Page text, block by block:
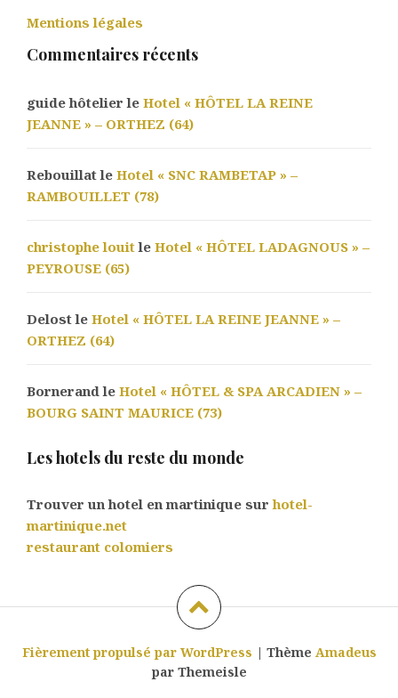
Mentions légales
Commentaires récents
guide hôtelier le Hotel « HÔTEL LA REINE
JEANNE » – ORTHEZ (64)
Rebouillat le Hotel « SNC RAMBETAP » –
RAMBOUILLET (78)
christophe louitle Hotel « HÔTEL LADAGNOUS » –
PEYROUSE (65)
Delost le Hotel « HÔTEL LA REINE JEANNE » –
ORTHEZ (64)
Bornerand le Hotel « HÔTEL & SPA ARCADIEN » –
BOURG SAINT MAURICE (73)
Les hotels du reste du monde
Trouver un hotel en martinique surhotel-
martinique.net
restaurant colomiers
Fièrement propulsé par WordPress | Thème Amadeus
par Themeisle